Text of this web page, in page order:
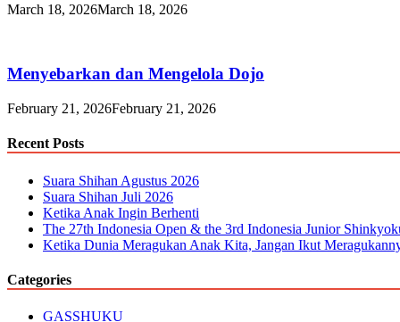
March 18, 2026March 18, 2026
Menyebarkan dan Mengelola Dojo
February 21, 2026February 21, 2026
Recent Posts
Suara Shihan Agustus 2026
Suara Shihan Juli 2026
Ketika Anak Ingin Berhenti
The 27th Indonesia Open & the 3rd Indonesia Junior
Ketika Dunia Meragukan Anak Kita, Jangan Ikut
Categories
GASSHUKU